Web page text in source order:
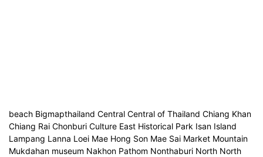
beach Bigmapthailand Central Central of Thailand Chiang Khan
Chiang Rai Chonburi Culture East Historical Park Isan Island
Lampang Lanna Loei Mae Hong Son Mae Sai Market Mountain
Mukdahan museum Nakhon Pathom Nonthaburi North North